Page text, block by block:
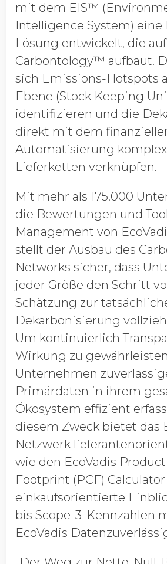
mit dem EIS™
Intelligence System) eine
Lösung entwickelt, die auf
Carbontology™ aufbaut.
sich Emissions-Hotspots
Ebene (Stock Keeping
identifizieren und die
direkt mit dem
Automatisierung
Lieferketten verknüpfen.
Mit mehr als 175.000
die Bewertungen und
Management von
stellt der Ausbau des
Networks sicher, dass
jeder Größe den Schritt
Schätzung zur
Dekarbonisierung
Um kontinuierlich
Wirkung zu
Unternehmen
Primärdaten in ihrem
Ökosystem effizient
diesem Zweck bietet das
Netzwerk
wie den EcoVadis
Footprint (PCF)
einkaufsorientierte
bis Scope-3-Kennzahlen
EcoVadis